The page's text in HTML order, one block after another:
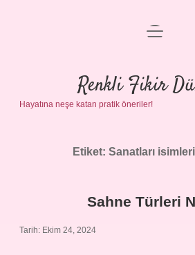
Anasayfa
Gizlilik Politikası
Yasal Uyarı
menüyü
Renkli Fikir
Hayatına neşe katan pratik öneriler!
Etiket: Sanatları
Sahne Türleri
Tarih: Ekim 24, 2024